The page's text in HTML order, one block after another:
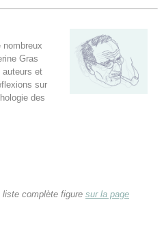
Gras
auteurs et
sur
des
liste complète figure sur la page